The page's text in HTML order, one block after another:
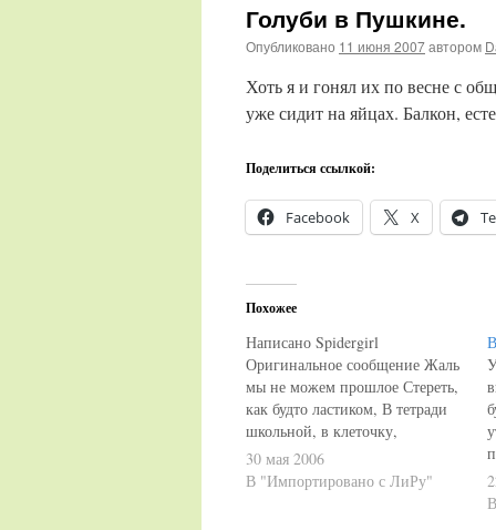
Голуби в Пушкине.
Опубликовано 11 июня 2007автором
Хоть я и гонял их по весне с
уже сидит на яйцах. Балкон,
Поделиться ссылкой:
Facebook X
Похожее
Написано Spidergirl
Оригинальное сообщение Жаль
мы не можем прошлое Стереть,
как будто ластиком, В тетради
школьной, в клеточку,
Ошибочки свои. Все грязное и
пошлое С налетами, с
оттенками… Нельзя поставить
30 мая 2006
В "Импортировано с ЛиРу"